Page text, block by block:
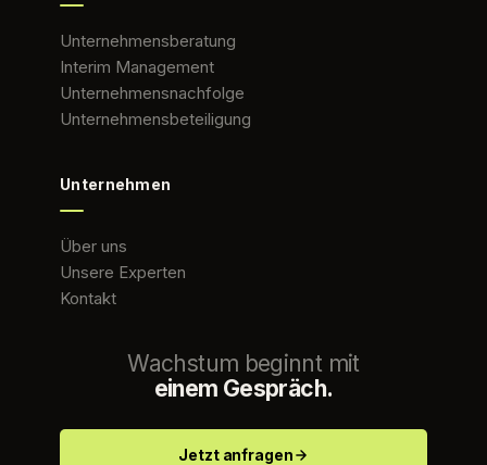
Unternehmensberatung
Interim Management
Unternehmensnachfolge
Unternehmensbeteiligung
Unternehmen
Über uns
Unsere Experten
Kontakt
Wachstum beginnt mit
einem Gespräch.
Jetzt anfragen